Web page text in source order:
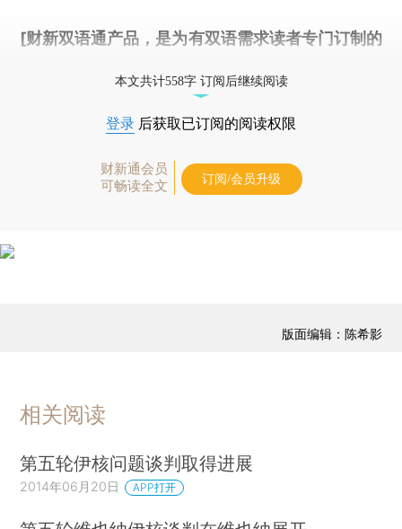
[财新双语通产品，是为有双语需求读者专门订制的
本文共计558字 订阅后继续阅读
登录 后获取已订阅的阅读权限
财新通会员
可畅读全文
订阅/会员升级
版面编辑：陈希影
相关阅读
第五轮伊核问题谈判取得进展
2014年06月20日 APP打开